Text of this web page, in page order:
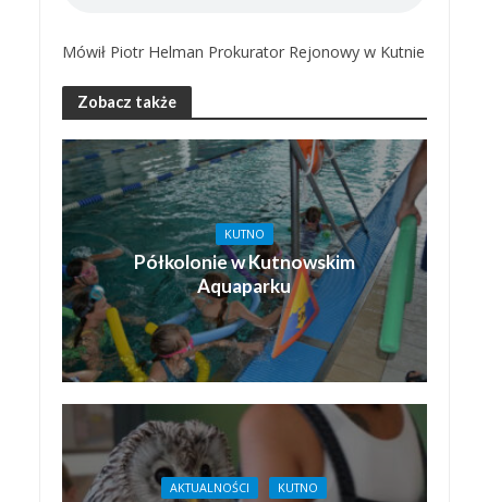
Mówił Piotr Helman Prokurator Rejonowy w Kutnie
Zobacz także
KUTNO
Półkolonie w Kutnowskim
Aquaparku
AKTUALNOŚCI KUTNO